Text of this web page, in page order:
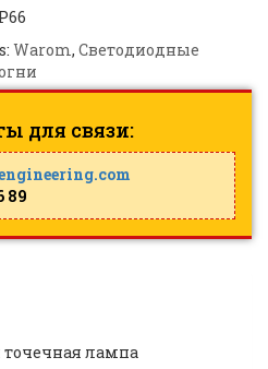
Warom, Светодиодные
для связи:
89
точечная лампа